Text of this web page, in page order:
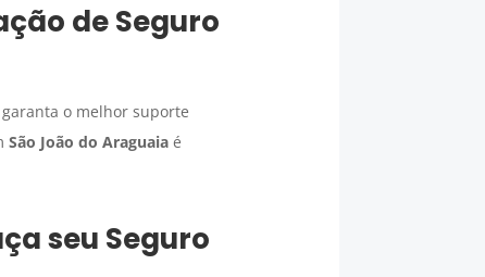
deSeguro
o melhor suporte
São João do Araguaiaé
seu Seguro